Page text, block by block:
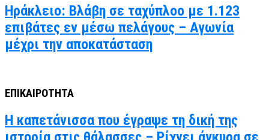
Ηράκλειο: Βλάβη σε ταχύπλοο με 1.123
επιβάτες εν μέσω πελάγους – Αγωνία
μέχρι την αποκατάσταση
ΕΠΙΚΑΙΡΟΤΗΤΑ
Η καπετάνισσα που έγραψε τη δική της